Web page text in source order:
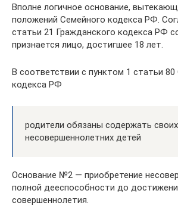
Вполне логичное основание,
положений Семейного кодекса РФ.
статьи 21 Гражданcкого кодекса РФ
признается лицо, достигшее 18 лет.
В соответствии с пунктом 1 статьи 80
кодекса РФ
родители обязаны содержать своих
несовершеннолетних детей
Основание №2 — приобретение
полной дееспособности до
совершеннолетия.